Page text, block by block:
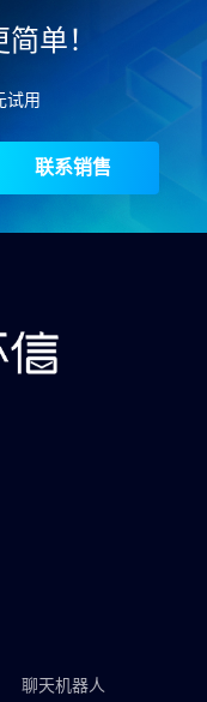
单！
试用
联系销售
聊天机器人